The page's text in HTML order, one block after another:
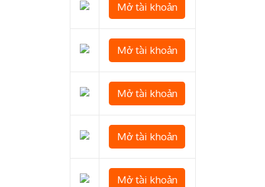
Mở tài khoản
Mở tài khoản
Mở tài khoản
Mở tài khoản
Mở tài khoản